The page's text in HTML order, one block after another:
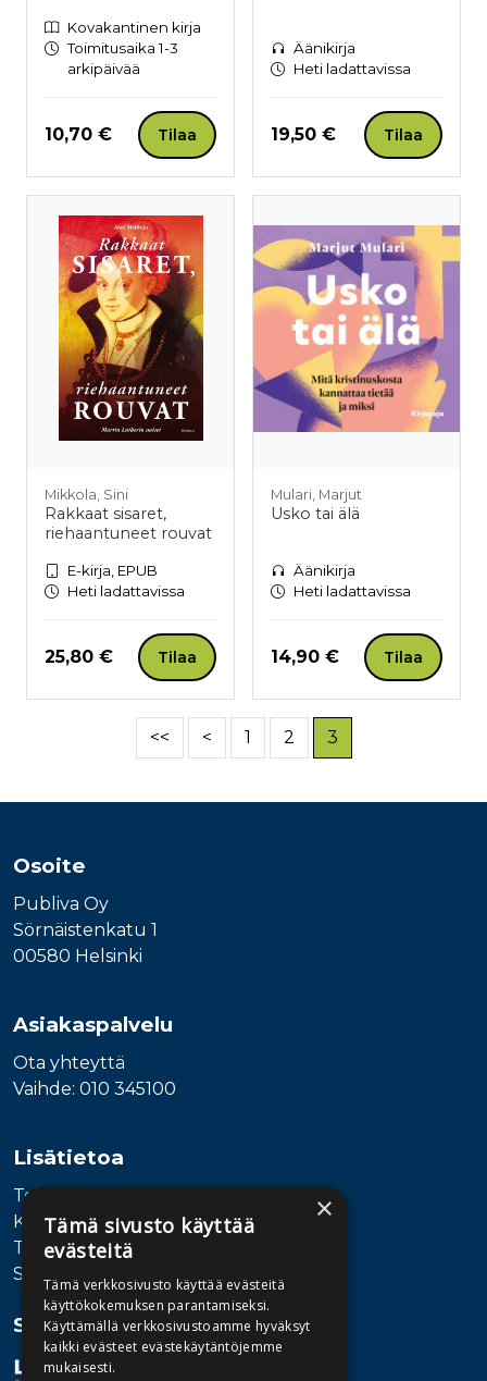
Kovakantinen kirja
Toimitusaika 1-3
arkipäivää
Hinta nyt
10,70 € Tilaa
Äänikirja
Heti ladattavissa
Hinta nyt
19,50 € Tilaa
Mikkola, Sini
Rakkaat sisaret,
riehaantuneet rouvat
E-kirja, EPUB
Heti ladattavissa
Hinta nyt
25,80 € Tilaa
Mulari, Marjut
Usko tai älä
Äänikirja
Heti ladattavissa
Hinta nyt
14,90 € Tilaa
<< < 1 2 3
Osoite
Publiva Oy
Sörnäistenkatu 1
00580 Helsinki
Asiakaspalvelu
Ota yhteyttä
Vaihde: 010 345100
Lisätietoa
Toimitusehdot
Käyttöohjeet
Tietosuojaseloste
Saavutettavuusseloste
Seuraa meitä
×
Tämä sivusto käyttää
evästeitä
Tämä verkkosivusto käyttää evästeitä
käyttökokemuksen parantamiseksi.
Käyttämällä verkkosivustoamme hyväksyt
kaikki evästeet evästekäytäntöjemme
mukaisesti.